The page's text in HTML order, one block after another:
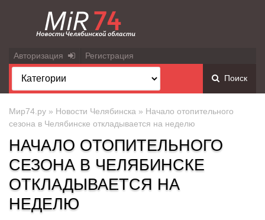
Авторизация Регистрация
Поиск
Мир74.ру » Новости Челябинска » Начало отопительного
сезона в Челябинске откладывается на неделю
НАЧАЛО ОТОПИТЕЛЬНОГО
СЕЗОНА В ЧЕЛЯБИНСКЕ
ОТКЛАДЫВАЕТСЯ НА
НЕДЕЛЮ